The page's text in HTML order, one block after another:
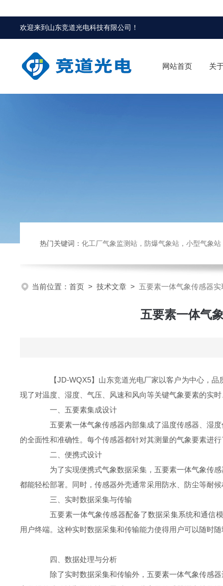
欢迎来到 山东竞道光电科技有限公司 ！
网站首页 关
热门关键词： 化工厂气象监测站，防爆气象站，小型气象站，化
当前位置： 首页 > 技术文章 > 五要素一体气象传感器
五要素一体气
【JD-WQX5】山东竞道光电厂家以客户为中心，品
现了对温度、湿度、气压、风速和风向等关键气象要素的实
一、五要素集成设计
五要素一体气象传感器内部集成了温度传感器、湿度
的全面性和准确性。每个传感器都针对其测量的气象要素进
二、便携式设计
为了实现便携式气象数据采集，五要素一体气象传感
都能轻松部署。同时，传感器外壳通常采用防水、防尘等耐
三、实时数据采集与传输
五要素一体气象传感器配备了数据采集系统和通信模
用户终端。这种实时数据采集和传输能力使得用户可以随时
四、数据处理与分析
除了实时数据采集和传输外，五要素一体气象传感器